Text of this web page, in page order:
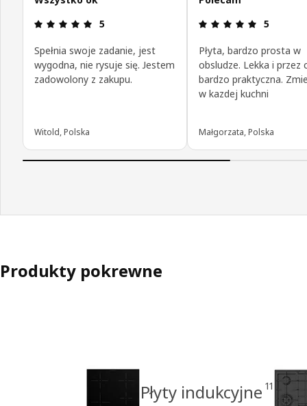
Opinia: 5 na 5 gwiazdki.
5
Spełnia swoje zadanie, jest
wygodna, nie rysuje się. Jestem
zadowolony z zakupu.
Witold, Polska
Opinia: 5
5
Płyta, bardzo prosta w
obsludze. Lekka i przez
bardzo praktyczna.
w kazdej kuchni
Małgorzata, Polska
Produkty pokrewne
Płyty indukcyjne 11